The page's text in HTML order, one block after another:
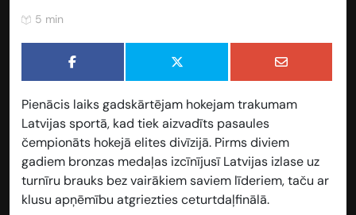
5 min
Pienācis laiks gadskārtējam hokejam trakumam
Latvijas sportā, kad tiek aizvadīts pasaules
čempionāts hokejā elites divīzijā. Pirms diviem
gadiem bronzas medaļas izcīnījusī Latvijas izlase uz
turnīru brauks bez vairākiem saviem līderiem, taču ar
klusu apņēmību atgriezties ceturtdaļfinālā.